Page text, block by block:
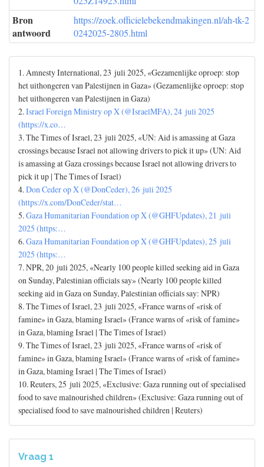
Bron
antwoord
https://zoek.officielebekendmakingen.nl/ah-tk-2
0242025-2805.html
1. Amnesty International, 23 juli 2025, «Gezamenlijke oproep: stop
het uithongeren van Palestijnen in Gaza» (Gezamenlijke oproep: stop
het uithongeren van Palestijnen in Gaza)
2.Israel Foreign Ministry op X (@IsraelMFA), 24 juli 2025
(https://x.co…
3. The Times of Israel, 23 juli 2025, «UN: Aid is amassing at Gaza
crossings because Israel not allowing drivers to pick it up» (UN: Aid
is amassing at Gaza crossings because Israel not allowing drivers to
pick it up | The Times of Israel)
4.Don Ceder op X (@DonCeder), 26 juli 2025
(https://x.com/DonCeder/stat…
5.Gaza Humanitarian Foundation op X (@GHFUpdates), 21 juli
2025 (https:…
6.Gaza Humanitarian Foundation op X (@GHFUpdates), 25 juli
2025 (https:…
7. NPR, 20 juli 2025, «Nearly 100 people killed seeking aid in Gaza
on Sunday, Palestinian officials say» (Nearly 100 people killed
seeking aid in Gaza on Sunday, Palestinian officials say: NPR)
8. The Times of Israel, 23 juli 2025, «France warns of «risk of
famine» in Gaza, blaming Israel» (France warns of «risk of famine»
in Gaza, blaming Israel | The Times of Israel)
9. The Times of Israel, 23 juli 2025, «France warns of «risk of
famine» in Gaza, blaming Israel» (France warns of «risk of famine»
in Gaza, blaming Israel | The Times of Israel)
10. Reuters, 25 juli 2025, «Exclusive: Gaza running out of specialised
food to save malnourished children» (Exclusive: Gaza running out of
specialised food to save malnourished children | Reuters)
Vraag 1